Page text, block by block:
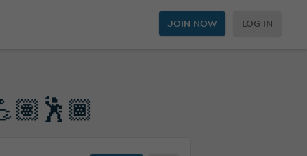
JOIN NOW LOG IN